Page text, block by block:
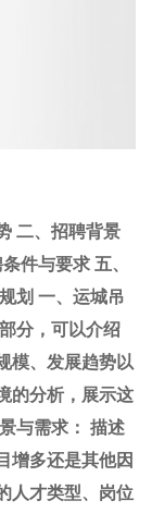
二、招聘背景
件与要求 五、
划 一、运城吊
分，可以介绍
模、发展趋势以
的分析，展示这
与需求： 描述
增多还是其他因
人才类型、岗位